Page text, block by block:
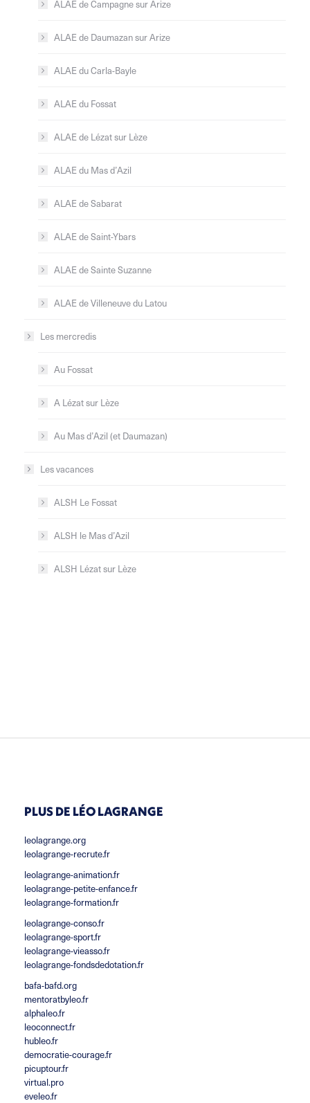
ALAE de Campagne sur Arize
ALAE de Daumazan sur Arize
ALAE du Carla-Bayle
ALAE du Fossat
ALAE de Lézat sur Lèze
ALAE du Mas d’Azil
ALAE de Sabarat
ALAE de Saint-Ybars
ALAE de Sainte Suzanne
ALAE de Villeneuve du Latou
Les mercredis
Au Fossat
A Lézat sur Lèze
Au Mas d’Azil (et Daumazan)
Les vacances
ALSH Le Fossat
ALSH le Mas d’Azil
ALSH Lézat sur Lèze
PLUS DE LÉO LAGRANGE
leolagrange.org
leolagrange-recrute.fr
leolagrange-animation.fr
leolagrange-petite-enfance.fr
leolagrange-formation.fr
leolagrange-conso.fr
leolagrange-sport.fr
leolagrange-vieasso.fr
leolagrange-fondsdedotation.fr
bafa-bafd.org
mentoratbyleo.fr
alphaleo.fr
leoconnect.fr
hubleo.fr
democratie-courage.fr
picuptour.fr
virtual.pro
eveleo.fr